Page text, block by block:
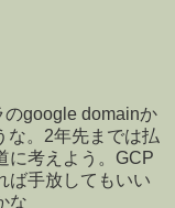
のgoogle domainか
な。2年先までは払
に考えよう。GCP
ば手放してもいい
な